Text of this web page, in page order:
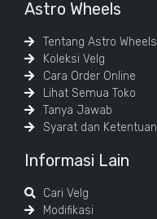
Astro Wheels
Tentang Astro Wheels
Koleksi Velg
Cara Order Online
Lihat Semua Toko
Tanya Jawab
Syarat dan Ketentuan
Informasi Lain
Cari Velg
Modifikasi